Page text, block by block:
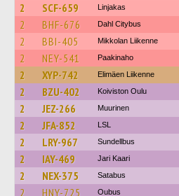
2 SCF-659 Linjakas
2 BHF-676 Dahl Citybus
2 BBI-405 Mikkolan Liikenne
2 NEY-541 Paakinaho
2 XYP-742 Elimäen Liikenne
2 BZU-402 Koiviston Oulu
2 JEZ-266 Muurinen
2 JFA-852 LSL
2 LRY-967 Sundellbus
2 IAY-469 Jari Kaari
2 NEX-375 Satabus
2 HNY-725 Oubus